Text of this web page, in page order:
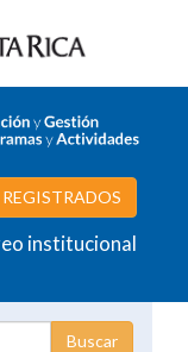
institucional